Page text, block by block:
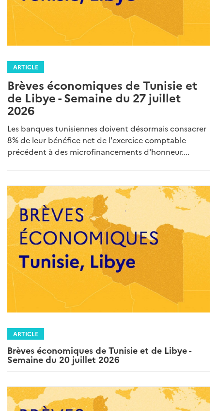
ARTICLE
Brèves économiques de Tunisie et
de Libye - Semaine du 27 juillet
2026
Les banques tunisiennes doivent désormais consacrer
8% de leur bénéfice net de l'exercice comptable
précédent à des microfinancements d'honneur....
ARTICLE
Brèves économiques de Tunisie et de Libye -
Semaine du 20 juillet 2026